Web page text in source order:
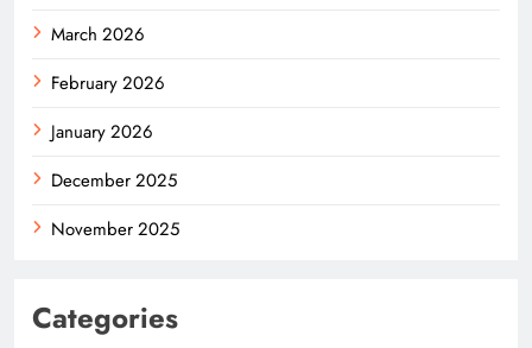
March 2026
February 2026
January 2026
December 2025
November 2025
Categories